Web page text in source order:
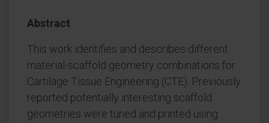
Abstract
This work identifies and describes different
material-scaffold geometry combinations for
Cartilage Tissue Engineering (CTE). Previously
reported potentially interesting scaffold
geometries were tuned and printed using